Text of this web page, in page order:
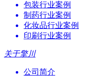
包装行业案例
制药行业案例
化妆品行业案例
印刷行业案例
关于擎川
公司简介